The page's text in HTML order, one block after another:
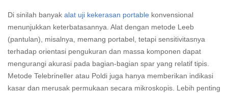
Di sinilah banyak alat uji kekerasan portable konvensional
menunjukkan keterbatasannya. Alat dengan metode Leeb
(pantulan), misalnya, memang portabel, tetapi sensitivitasnya
terhadap orientasi pengukuran dan massa komponen dapat
mengurangi akurasi pada bagian-bagian spar yang relatif tipis.
Metode Telebrineller atau Poldi juga hanya memberikan indikasi
kasar dan merusak permukaan secara mikroskopis. Lebih penting